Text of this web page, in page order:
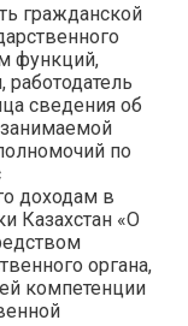
гражданской
функций,
сведения об
по
доходам в
Казахстан «О
органа,
компетенции